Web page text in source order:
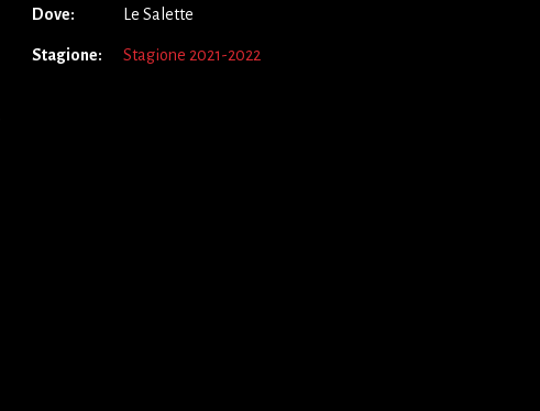
Dove: Le Salette
Stagione: Stagione 2021-2022